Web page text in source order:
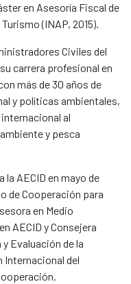
en Asesoría Fiscal de
(INAP, 2015).
Civiles del
carrera profesional en
más de 30 años de
y políticas ambientales,
al
y pesca
AECID en mayo de
de Cooperación para
en Medio
AECID y Consejera
Evaluación de la
Internacional del